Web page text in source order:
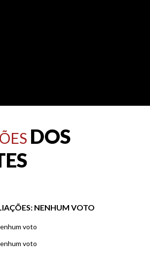
DOS
NENHUM VOTO
voto
voto